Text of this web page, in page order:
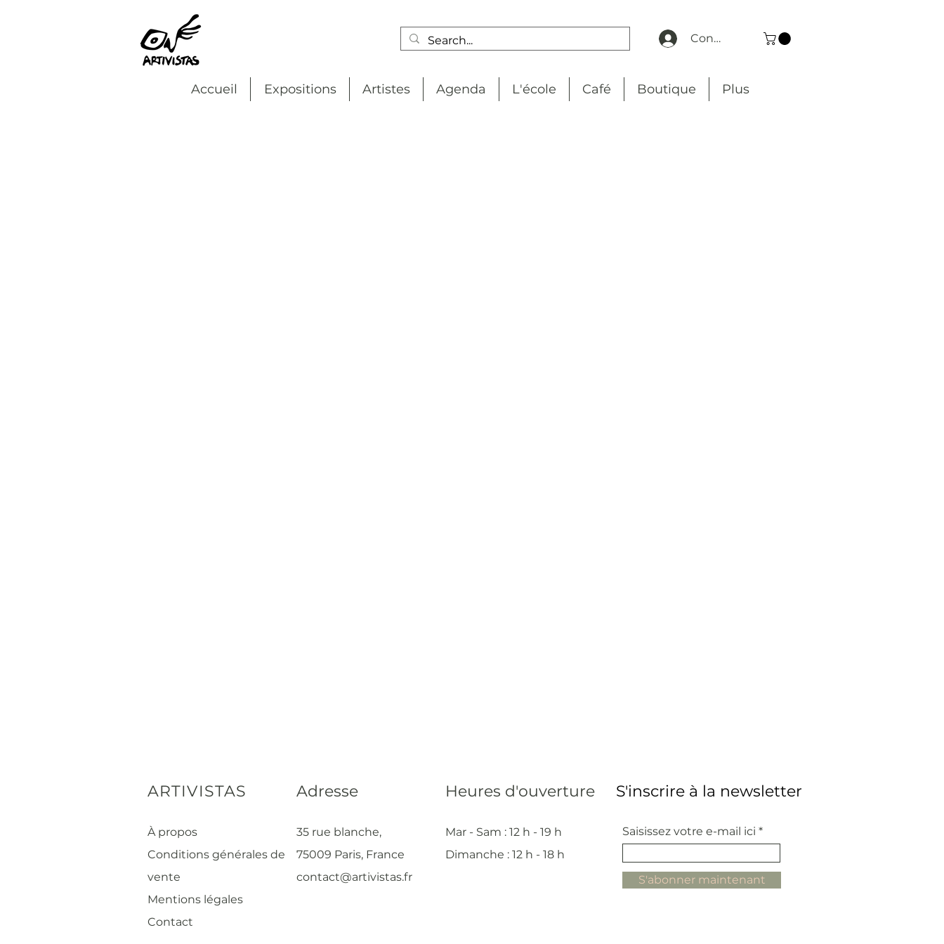
Connexion
Accueil Expositions Artistes Agenda L'école Café Boutique Plus
ARTIVISTAS Adresse Heures d'ouverture
À propos
Conditions générales de
vente
Mentions légales
Contact
35 rue blanche,
75009 Paris, France
contact@artivistas.fr
Mar - Sam : 12 h - 19 h
Dimanche : 12 h - 18 h
S'inscrire à la newsletter
Saisissez votre e-mail ici
S'abonner maintenant